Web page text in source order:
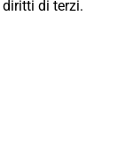
di terzi.